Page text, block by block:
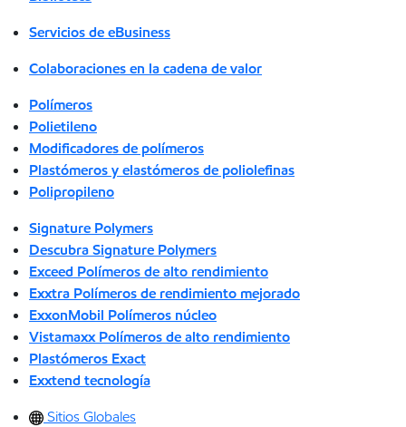
Servicios de eBusiness
Colaboraciones en la cadena de valor
Polímeros
Polietileno
Modificadores de polímeros
Plastómeros y elastómeros de poliolefinas
Polipropileno
Signature Polymers
Descubra Signature Polymers
Exceed Polímeros de alto rendimiento
Exxtra Polímeros de rendimiento mejorado
ExxonMobil Polímeros núcleo
Vistamaxx Polímeros de alto rendimiento
Plastómeros Exact
Exxtend tecnología
Sitios Globales